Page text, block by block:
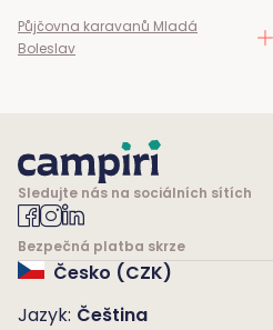
Půjčovna karavanů Mladá
Boleslav
Sledujte nás na sociálních sítích
Bezpečná platba skrze
Česko (CZK)
Jazyk: Čeština